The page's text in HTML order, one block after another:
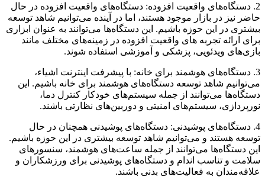
2. دستگاه‌های واقعیت افزوده: دستگاه‌های واقعیت افزوده در حال
حاضر نیز در بازار موجود هستند، اما در آینده می‌توانیم شاهد توسعه
بیشتری در این حوزه باشیم. این دستگاه‌ها می‌توانند به عنوان ابزاری
برای ارائه تجربه های واقعیت افزوده در زمینه‌های مختلف مانند
بازی‌های ویدئویی، پزشکی و آموزشی استفاده شوند.
3. دستگاه‌های هوشمند برای خانه: با پیشرفت اینترنت اشیاء،
می‌توانیم شاهد توسعه دستگاه‌های هوشمند برای خانه باشیم. این
دستگاه‌ها می‌توانند از جمله سیستم‌های خودکار کنترل دما،
نورپردازی، سیستم‌های امنیتی و دوربین‌های نظارتی باشند.
4. دستگاه‌های پوشیدنی: دستگاه‌های پوشیدنی همچنان در حال
توسعه هستند و می‌توانیم شاهد توسعه بیشتری در این حوزه باشیم.
این دستگاه‌ها می‌توانند از جمله ساعت‌های هوشمند، سنسورهای
سلامت و تناسب اندام و دستگاه‌های پوشیدنی برای ورزشکاران و
علاقه‌مندان به فعالیت‌های بدنی باشند.